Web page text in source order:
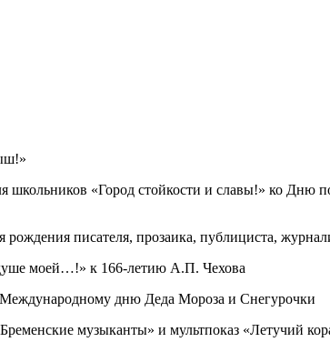
«Город стойкости и славы!» ко Дню
рождения писателя, прозаика, публициста,
моей…!» к 166-летию А.П. Чехова
дню Деда Мороза и Снегурочки
музыканты» и мультпоказ «Летучий